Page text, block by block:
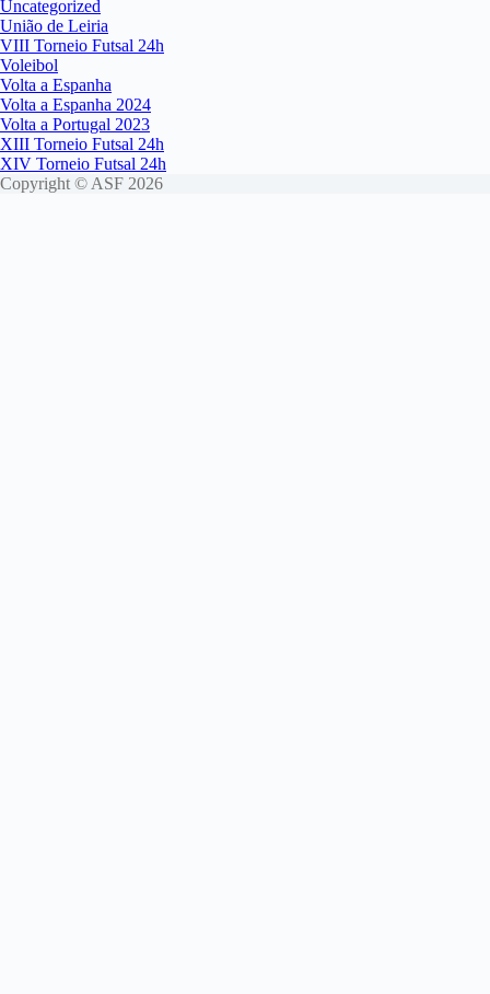
Uncategorized
União de Leiria
VIII Torneio Futsal 24h
Voleibol
Volta a Espanha
Volta a Espanha 2024
Volta a Portugal 2023
XIII Torneio Futsal 24h
XIV Torneio Futsal 24h
Copyright © ASF 2026